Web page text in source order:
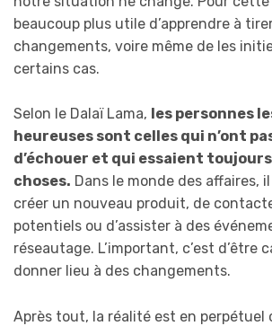
beaucoup plus utile d’apprendre à
changements, voire même de les
certains cas.
Selon le Dalaï Lama, les personnes
heureuses sont celles qui n’ont
d’échouer et qui essaient
choses. Dans le monde des affaires,
créer un nouveau produit, de
potentiels ou d’assister à des
réseautage. L’important, c’est d’être
donner lieu à des changements.
Après tout, la réalité est en perpétuel